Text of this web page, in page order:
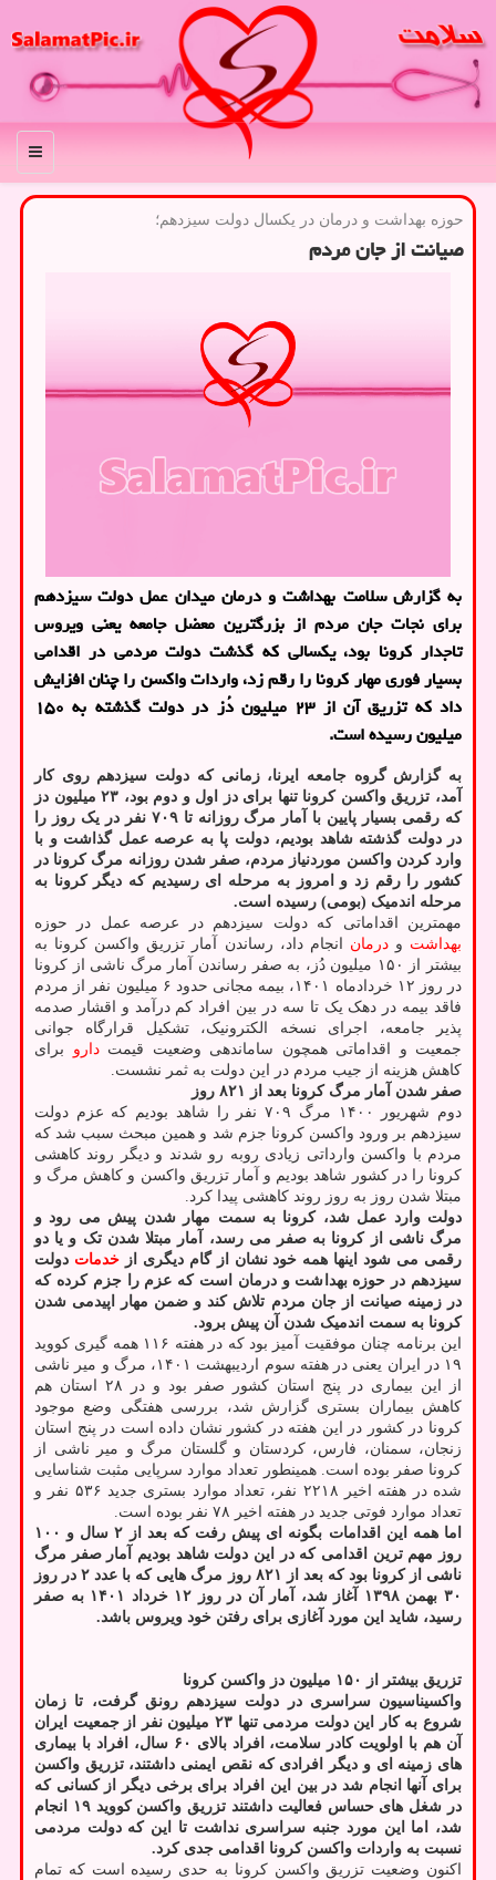
منو
حوزه بهداشت و درمان در یكسال دولت سیزدهم؛
صیانت از جان مردم
به گزارش سلامت بهداشت و درمان میدان عمل دولت سیزدهم
برای نجات جان مردم از بزرگترین معضل جامعه یعنی ویروس
تاجدار کرونا بود، یکسالی که گذشت دولت مردمی در اقدامی
بسیار فوری مهار کرونا را رقم زد، واردات واکسن را چنان افزایش
داد که تزریق آن از ۲۳ میلیون دُز در دولت گذشته به ۱۵۰
میلیون رسیده است.
به گزارش گروه جامعه ایرنا، زمانی که دولت سیزدهم روی کار
آمد، تزریق واکسن کرونا تنها برای دز اول و دوم بود، ۲۳ میلیون دز
که رقمی بسیار پایین با آمار مرگ روزانه تا ۷۰۹ نفر در یک روز را
در دولت گذشته شاهد بودیم، دولت پا به عرصه عمل گذاشت و با
وارد کردن واکسن موردنیاز مردم، صفر شدن روزانه مرگ کرونا در
کشور را رقم زد و امروز به مرحله ای رسیدیم که دیگر کرونا به
مرحله اندمیک (بومی) رسیده است.
مهمترین اقداماتی که دولت سیزدهم در عرصه عمل در حوزه
بهداشت ودرمان انجام داد، رساندن آمار تزریق واکسن کرونا به
بیشتر از ۱۵۰ میلیون دُز، به صفر رساندن آمار مرگ ناشی از کرونا
در روز ۱۲ خردادماه ۱۴۰۱، بیمه مجانی حدود ۶ میلیون نفر از مردم
فاقد بیمه در دهک یک تا سه در بین افراد کم درآمد و اقشار صدمه
پذیر جامعه، اجرای نسخه الکترونیک، تشکیل قرارگاه جوانی
جمعیت و اقداماتی همچون ساماندهی وضعیت قیمتدارو برای
کاهش هزینه از جیب مردم در این دولت به ثمر نشست.
صفر شدن آمار مرگ کرونا بعد از ۸۲۱ روز
دوم شهریور ۱۴۰۰ مرگ ۷۰۹ نفر را شاهد بودیم که عزم دولت
سیزدهم بر ورود واکسن کرونا جزم شد و همین مبحث سبب شد که
مردم با واکسن وارداتی زیادی روبه رو شدند و دیگر روند کاهشی
کرونا را در کشور شاهد بودیم و آمار تزریق واکسن و کاهش مرگ و
مبتلا شدن روز به روز روند کاهشی پیدا کرد.
دولت وارد عمل شد، کرونا به سمت مهار شدن پیش می رود و
مرگ ناشی از کرونا به صفر می رسد، آمار مبتلا شدن تک و یا دو
رقمی می شود اینها همه خود نشان از گام دیگری ازخدمات دولت
سیزدهم در حوزه بهداشت و درمان است که عزم را جزم کرده که
در زمینه صیانت از جان مردم تلاش کند و ضمن مهار اپیدمی شدن
کرونا به سمت اندمیک شدن آن پیش برود.
این برنامه چنان موفقیت آمیز بود که در هفته ۱۱۶ همه گیری کووید
۱۹ در ایران یعنی در هفته سوم اردیبهشت ۱۴۰۱، مرگ و میر ناشی
از این بیماری در پنج استان کشور صفر بود و در ۲۸ استان هم
کاهش بیماران بستری گزارش شد، بررسی هفتگی وضع موجود
کرونا در کشور در این هفته در کشور نشان داده است در پنج استان
زنجان، سمنان، فارس، کردستان و گلستان مرگ و میر ناشی از
کرونا صفر بوده است. همینطور تعداد موارد سرپایی مثبت شناسایی
شده در هفته اخیر ۲۲۱۸ نفر، تعداد موارد بستری جدید ۵۳۶ نفر و
تعداد موارد فوتی جدید در هفته اخیر ۷۸ نفر بوده است.
اما همه این اقدامات بگونه ای پیش رفت که بعد از ۲ سال و ۱۰۰
روز مهم ترین اقدامی که در این دولت شاهد بودیم آمار صفر مرگ
ناشی از کرونا بود که بعد از ۸۲۱ روز مرگ هایی که با عدد ۲ در روز
۳۰ بهمن ۱۳۹۸ آغاز شد، آمار آن در روز ۱۲ خرداد ۱۴۰۱ به صفر
رسید، شاید این مورد آغازی برای رفتن خود ویروس باشد.
تزریق بیشتر از ۱۵۰ میلیون دز واکسن کرونا
واکسیناسیون سراسری در دولت سیزدهم رونق گرفت، تا زمان
شروع به کار این دولت مردمی تنها ۲۳ میلیون نفر از جمعیت ایران
آن هم با اولویت کادر سلامت، افراد بالای ۶۰ سال، افراد با بیماری
های زمینه ای و دیگر افرادی که نقص ایمنی داشتند، تزریق واکسن
برای آنها انجام شد در بین این افراد برای برخی دیگر از کسانی که
در شغل های حساس فعالیت داشتند تزریق واکسن کووید ۱۹ انجام
شد، اما این مورد جنبه سراسری نداشت تا این که دولت مردمی
نسبت به واردات واکسن کرونا اقدامی جدی کرد.
اکنون وضعیت تزریق واکسن کرونا به حدی رسیده است که تمام